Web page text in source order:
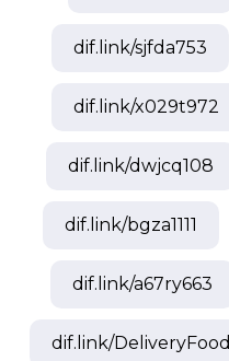
dif.link/sjfda753
dif.link/x029t972
dif.link/dwjcq108
dif.link/bgza1111
dif.link/a67ry663
dif.link/DeliveryFood